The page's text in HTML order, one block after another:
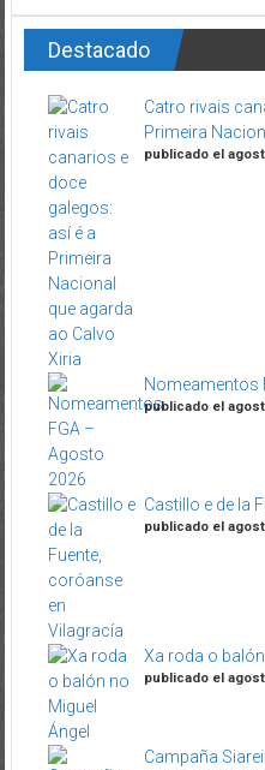
Destacado
Catro rivais
Primeira
publicado el
Nomeamentos
publicado el
Castillo e de la
publicado el
Xa roda o
publicado el
Campaña